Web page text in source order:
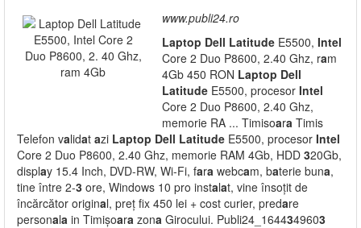
www.publi24.ro
Laptop Dell Latitude E5500, Intel
Core 2 Duo P8600, 2.40 Ghz, ram
4Gb 450 RON Laptop Dell
Latitude E5500, procesor Intel
Core 2 Duo P8600, 2.40 Ghz,
memorie RA ... Timisoara Timis
Telefon validat azi Laptop Dell Latitude E5500, procesor Intel
Core 2 Duo P8600, 2.40 Ghz, memorie RAM 4Gb, HDD 320Gb,
display 15.4 Inch, DVD-RW, Wi-Fi, fara webcam, baterie buna,
tine între 2-3 ore, Windows 10 pro instalat, vine însoțit de
încărcător original, preț fix 450 lei + cost curier, predare
personala in Timișoara zona Girocului. Publi24_1644349603